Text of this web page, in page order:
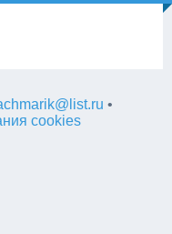
•
cookies